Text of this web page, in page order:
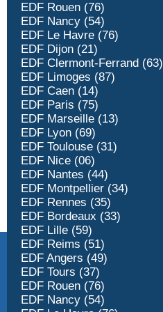
EDF Rouen (76)
EDF Nancy (54)
EDF Le Havre (76)
EDF Dijon (21)
EDF Clermont-Ferrand (63)
EDF Limoges (87)
EDF Caen (14)
EDF Paris (75)
EDF Marseille (13)
EDF Lyon (69)
EDF Toulouse (31)
EDF Nice (06)
EDF Nantes (44)
EDF Montpellier (34)
EDF Rennes (35)
EDF Bordeaux (33)
EDF Lille (59)
EDF Reims (51)
EDF Angers (49)
EDF Tours (37)
EDF Rouen (76)
EDF Nancy (54)